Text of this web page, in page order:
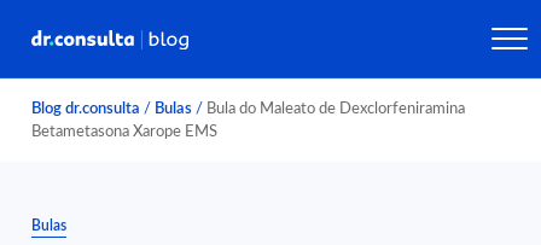
Blog dr.consulta / Bulas / Bula do Maleato de Dexclorfeniramina
Betametasona Xarope EMS
Bulas